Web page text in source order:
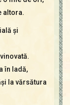
altora.
şi
în ladă,
la vărsătura